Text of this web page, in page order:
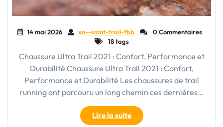
14 mai 2026 xn--saint-trail-fbb
0 Commentaires
18 tags
Chaussure Ultra Trail 2021 : Confort, Performance et
Durabilité Chaussure Ultra Trail 2021 : Confort,
Performance et Durabilité Les chaussures de trail
running ont parcouru un long chemin ces dernières…
Lire la suite"Les